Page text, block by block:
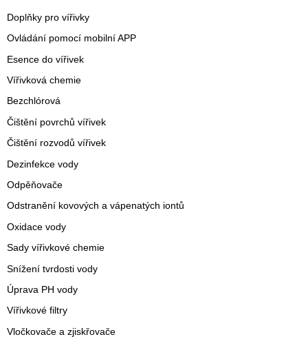
Doplňky pro vířivky
Ovládání pomocí mobilní APP
Esence do vířivek
Vířivková chemie
Bezchlórová
Čištění povrchů vířivek
Čištění rozvodů vířivek
Dezinfekce vody
Odpěňovače
Odstranění kovových a vápenatých iontů
Oxidace vody
Sady vířivkové chemie
Snížení tvrdosti vody
Úprava PH vody
Vířivkové filtry
Vločkovače a zjiskřovače